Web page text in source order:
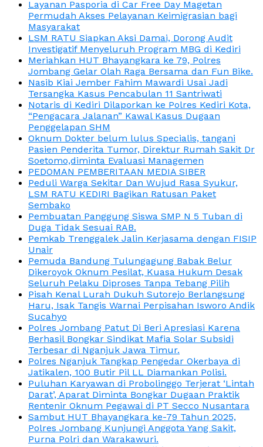
Layanan Pasporia di Car Free Day Magetan
Permudah Akses Pelayanan Keimigrasian bagi
Masyarakat
LSM RATU Siapkan Aksi Damai, Dorong Audit
Investigatif Menyeluruh Program MBG di Kediri
Meriahkan HUT Bhayangkara ke 79, Polres
Jombang Gelar Olah Raga Bersama dan Fun Bike.
Nasib Kiai Jember Fahim Mawardi Usai Jadi
Tersangka Kasus Pencabulan 11 Santriwati
Notaris di Kediri Dilaporkan ke Polres Kediri Kota,
“Pengacara Jalanan” Kawal Kasus Dugaan
Penggelapan SHM
Oknum Dokter belum lulus Specialis, tangani
Pasien Penderita Tumor, Direktur Rumah Sakit Dr
Soetomo,diminta Evaluasi Managemen
PEDOMAN PEMBERITAAN MEDIA SIBER
Peduli Warga Sekitar Dan Wujud Rasa Syukur,
LSM RATU KEDIRI Bagikan Ratusan Paket
Sembako
Pembuatan Panggung Siswa SMP N 5 Tuban di
Duga Tidak Sesuai RAB.
Pemkab Trenggalek Jalin Kerjasama dengan FISIP
Unair
Pemuda Bandung Tulungagung Babak Belur
Dikeroyok Oknum Pesilat, Kuasa Hukum Desak
Seluruh Pelaku Diproses Tanpa Tebang Pilih
Pisah Kenal Lurah Dukuh Sutorejo Berlangsung
Haru, Isak Tangis Warnai Perpisahan Isworo Andik
Sucahyo
Polres Jombang Patut Di Beri Apresiasi Karena
Berhasil Bongkar Sindikat Mafia Solar Subsidi
Terbesar di Nganjuk Jawa Timur.
Polres Nganjuk Tangkap Pengedar Okerbaya di
Jatikalen, 100 Butir Pil LL Diamankan Polisi.
Puluhan Karyawan di Probolinggo Terjerat ‘Lintah
Darat’, Aparat Diminta Bongkar Dugaan Praktik
Rentenir Oknum Pegawai di PT Secco Nusantara
Sambut HUT Bhayangkara ke-79 Tahun 2025,
Polres Jombang Kunjungi Anggota Yang Sakit,
Purna Polri dan Warakawuri.